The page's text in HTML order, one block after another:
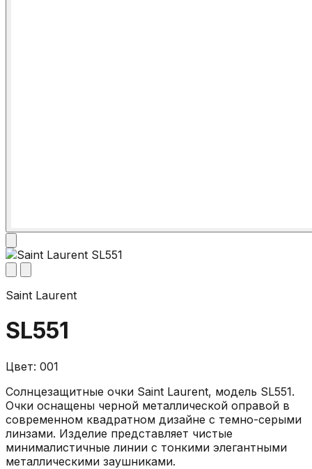
Saint Laurent
SL551
Цвет: 001
Солнцезащитные очки Saint Laurent, модель SL551.
Очки оснащены черной металлической оправой в
современном квадратном дизайне с темно-серыми
линзами. Изделие представляет чистые
минималистичные линии с тонкими элегантными
металлическими заушниками.